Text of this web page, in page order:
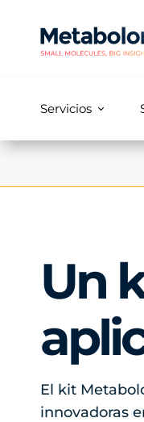
Servicios
Un
El kit
innovadoras